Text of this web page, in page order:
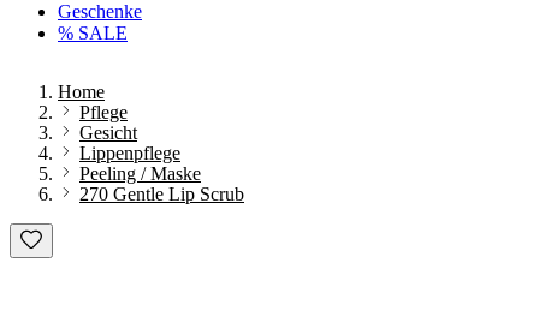
Geschenke
% SALE
Home
Pflege
Gesicht
Lippenpflege
Peeling / Maske
270 Gentle Lip Scrub